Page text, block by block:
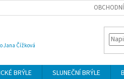
Jana Čížková
BRÝLE SLUNEČNÍ BRÝLE